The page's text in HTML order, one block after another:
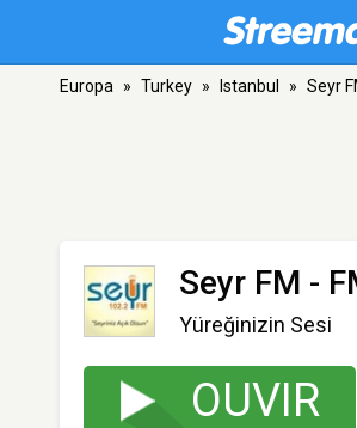
Europa » Turkey » Istanbul » Seyr
Seyr FM -
Yüreğinizin Sesi
OUVIR